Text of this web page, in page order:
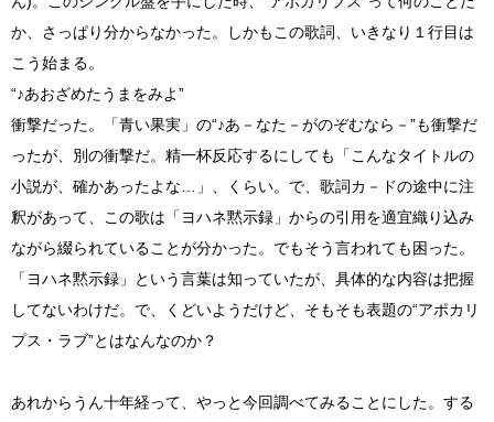
か、さっぱり分からなかった。しかもこの歌詞、いきなり１行目は
こう始まる。
“♪あおざめたうまをみよ”
衝撃だった。「青い果実」の“♪あ－なた－がのぞむなら－”も衝撃だ
ったが、別の衝撃だ。精一杯反応するにしても「こんなタイトルの
小説が、確かあったよな…」、くらい。で、歌詞カ－ドの途中に注
釈があって、この歌は「ヨハネ黙示録」からの引用を適宜織り込み
ながら綴られていることが分かった。でもそう言われても困った。
「ヨハネ黙示録」という言葉は知っていたが、具体的な内容は把握
してないわけだ。で、くどいようだけど、そもそも表題の“アポカリ
プス・ラブ”とはなんなのか？
あれからうん十年経って、やっと今回調べてみることにした。する